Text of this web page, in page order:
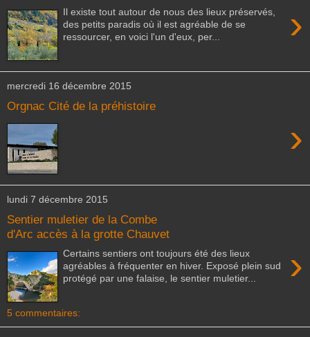
›
Il existe tout autour de nous des lieux préservés,
des petits paradis où il est agréable de se
ressourcer, en voici l'un d'eux, per...
mercredi 16 décembre 2015
Orgnac Cité de la préhistoire
›
lundi 7 décembre 2015
Sentier muletier de la Combe
d'Arc accès à la grotte Chauvet
›
Certains sentiers ont toujours été des lieux
agréables à fréquenter en hiver. Exposé plein sud
protégé par une falaise, le sentier muletier...
5 commentaires: